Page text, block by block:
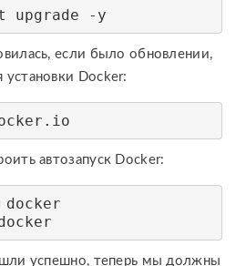
upgrade -y
если было обновлении,
Docker:
автозапуск Docker:
успешно, теперь мы должны